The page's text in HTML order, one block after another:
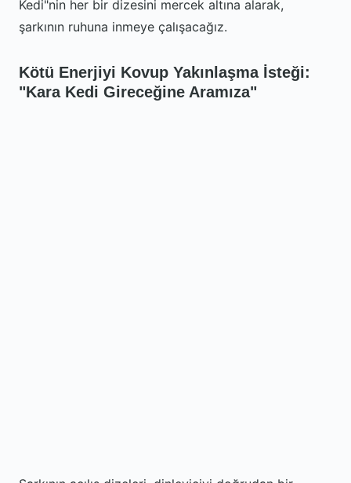
Kedi"nin her bir dizesini mercek altına alarak,
şarkının ruhuna inmeye çalışacağız.
Kötü Enerjiyi Kovup Yakınlaşma İsteği:
"Kara Kedi Gireceğine Aramıza"